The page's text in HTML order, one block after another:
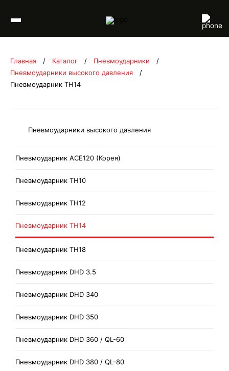
Главная / Каталог / Пневмоударники
/
Пневмоударники высокого давления
/
Пневмоударник TH14
Пневмоударники высокого давления
Пневмоударник ACE120 (Корея)
Пневмоударник TH10
Пневмоударник TH12
Пневмоударник TH14
Пневмоударник TH18
Пневмоударник DHD 3.5
Пневмоударник DHD 340
Пневмоударник DHD 350
Пневмоударник DHD 360 / QL-60
Пневмоударник DHD 380 / QL-80